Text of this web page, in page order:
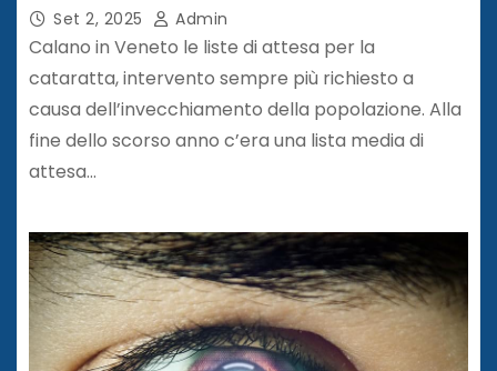
Set 2, 2025 Admin
Calano in Veneto le liste di attesa per la
cataratta, intervento sempre più richiesto a
causa dell’invecchiamento della popolazione. Alla
fine dello scorso anno c’era una lista media di
attesa…